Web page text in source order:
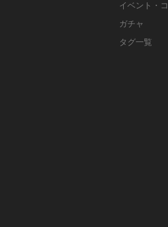
イベント・
ガチャ
タグ一覧